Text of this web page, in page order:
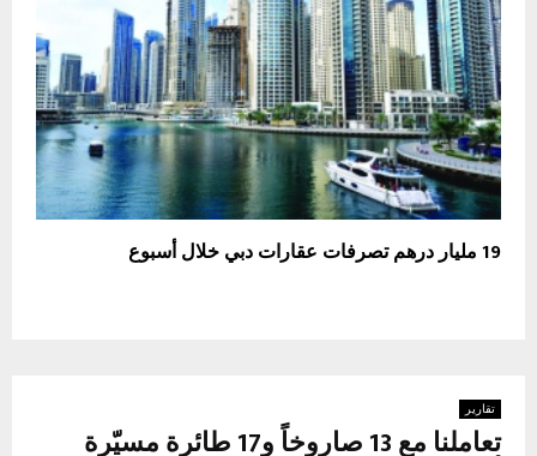
19 مليار درهم تصرفات عقارات دبي خلال أسبوع
تقارير
تعاملنا مع 13 صاروخاً و17 طائرة مسيّرة